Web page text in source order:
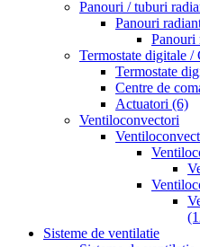
Panouri / tuburi
Panouri
Panouri
Termostate digitale /
Termostate
Centre de
Actuatori (6)
Ventiloconvectori
Sisteme de ventilatie